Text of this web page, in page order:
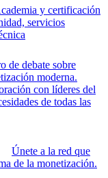
y certificación
servicios
de debate sobre
moderna.
con líderes del
de todas las
Únete a la red que
de la monetización.